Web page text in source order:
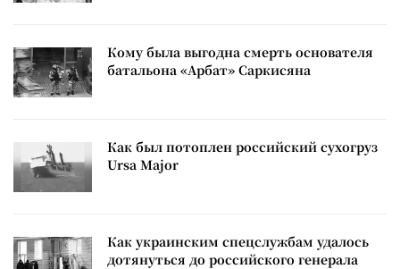
Кому была выгодна смерть основателя
батальона «Арбат» Саркисяна
Как был потоплен российский сухогруз
Ursa Major
Как украинским спецслужбам удалось
дотянуться до российского генерала